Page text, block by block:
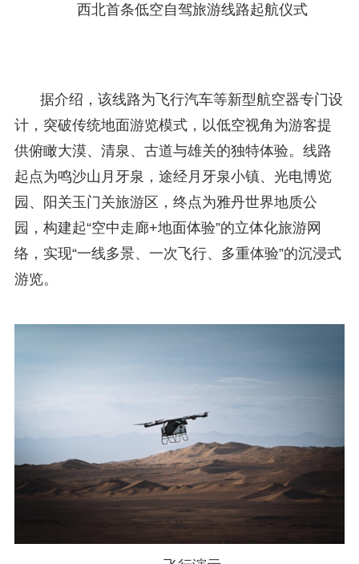
西北首条低空自驾旅游线路起航仪式
据介绍，该线路为飞行汽车等新型航空器专门设
计，突破传统地面游览模式，以低空视角为游客提
供俯瞰大漠、清泉、古道与雄关的独特体验。线路
起点为鸣沙山月牙泉，途经月牙泉小镇、光电博览
园、阳关玉门关旅游区，终点为雅丹世界地质公
园，构建起“空中走廊+地面体验”的立体化旅游网
络，实现“一线多景、一次飞行、多重体验”的沉浸式
游览。